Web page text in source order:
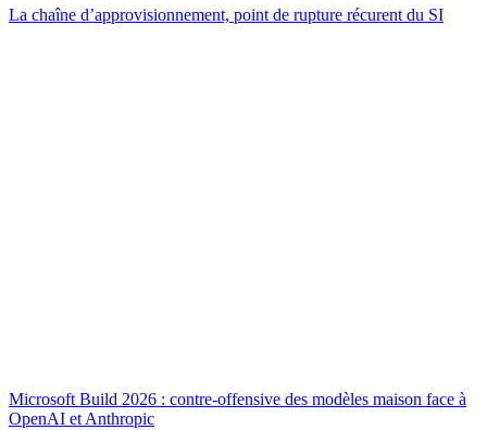
La chaîne d’approvisionnement, point de rupture récurent du SI
Microsoft Build 2026 : contre-offensive des modèles maison face à
OpenAI et Anthropic